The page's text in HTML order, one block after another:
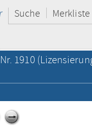
Suche Merkliste
1910